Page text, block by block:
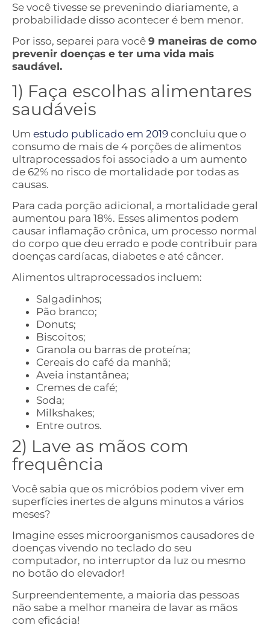
Se você tivesse se prevenindo diariamente, a
probabilidade disso acontecer é bem menor.
Por isso, separei para você 9 maneiras de como
prevenir doenças e ter uma vida mais
saudável.
1) Faça escolhas alimentares
saudáveis
Um estudo publicado em 2019 concluiu que o
consumo de mais de 4 porções de alimentos
ultraprocessados ​​foi associado a um aumento
de 62% no risco de mortalidade por todas as
causas.
Para cada porção adicional, a mortalidade geral
aumentou para 18%. Esses alimentos podem
causar inflamação crônica, um processo normal
do corpo que deu errado e pode contribuir para
doenças cardíacas, diabetes e até câncer.
Alimentos ultraprocessados ​​incluem:
Salgadinhos;
Pão branco;
Donuts;
Biscoitos;
Granola ou barras de proteína;
Cereais do café da manhã;
Aveia instantânea;
Cremes de café;
Soda;
Milkshakes;
Entre outros.
2) Lave as mãos com
frequência
Você sabia que os micróbios podem viver em
superfícies inertes de alguns minutos a vários
meses?
Imagine esses microorganismos causadores de
doenças vivendo no teclado do seu
computador, no interruptor da luz ou mesmo
no botão do elevador!
Surpreendentemente, a maioria das pessoas
não sabe a melhor maneira de lavar as mãos
com eficácia!